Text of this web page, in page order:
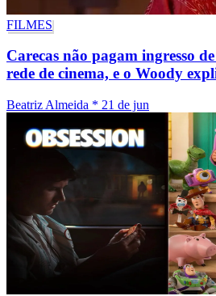
FILMES
Carecas não pagam ingresso
rede de cinema, e o Woody
Beatriz Almeida * 21 de jun